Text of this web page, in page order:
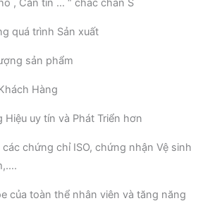
quá trình Sản xuất
sản phẩm
Hàng
Hiệu uy tín và Phát Triển hơn
chứng chỉ ISO, chứng nhận Vệ sinh
của toàn thể nhân viên và tăng năng